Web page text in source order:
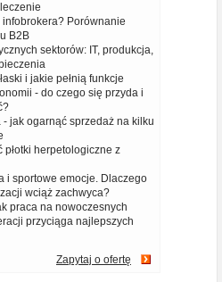
Porównanie
B2B
sektorów: IT, produkcja,
i jakie pełnią funkcje
- do czego się przyda i
jak ogarnąć sprzedaż na kilku
herpetologiczne z
i sportowe emocje. Dlaczego
wciąż zachwyca?
praca na nowoczesnych
przyciąga najlepszych
Zapytaj o ofertę